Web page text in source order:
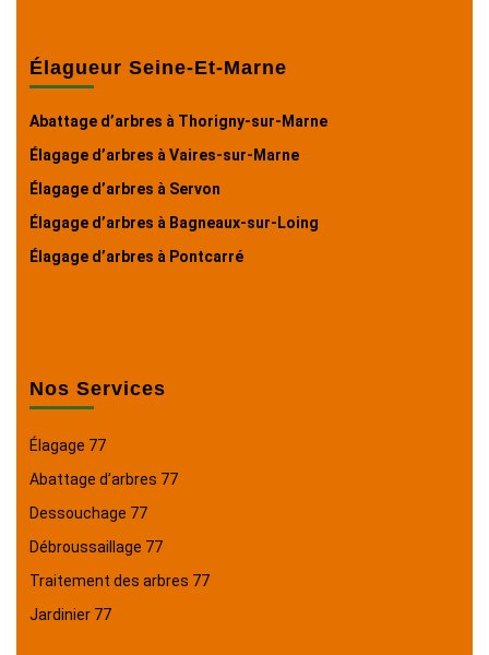
Élagueur Seine-Et-Marne
Abattage d’arbres à Thorigny-sur-Marne
Élagage d’arbres à Vaires-sur-Marne
Élagage d’arbres à Servon
Élagage d’arbres à Bagneaux-sur-Loing
Élagage d’arbres à Pontcarré
Nos Services
Élagage 77
Abattage d’arbres 77
Dessouchage 77
Débroussaillage 77
Traitement des arbres 77
Jardinier 77